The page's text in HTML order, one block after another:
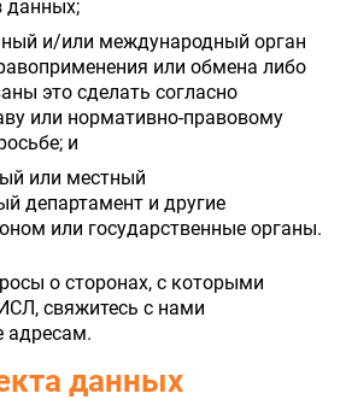
данных;
и/или международный орган
или обмена либо
это сделать согласно
или нормативно-правовому
и
или местный
департамент и другие
или государственные органы.
о сторонах, с которыми
свяжитесь с нами
адресам.
данных